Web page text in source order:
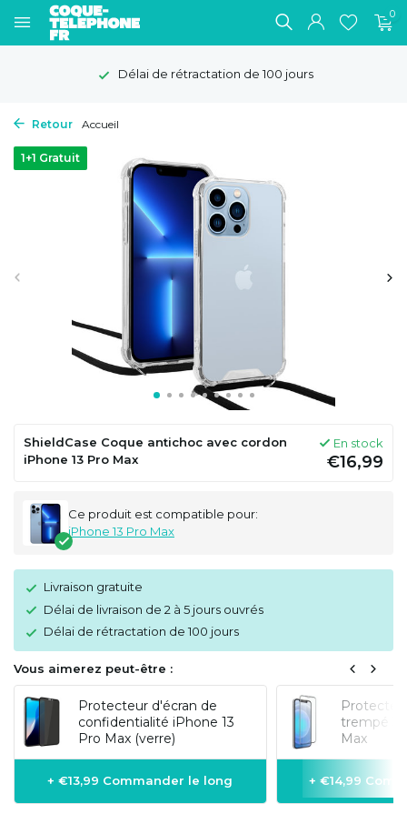
0
Délai de rétractation de 100 jours
Retour Accueil
1+1 Gratuit
ShieldCase Coque antichoc avec cordon
iPhone 13 Pro Max
En stock
€16,99
Ce produit est compatible pour:
iPhone 13 Pro Max
Livraison gratuite
Délai de livraison de 2 à 5 jours ouvrés
Délai de rétractation de 100 jours
Vous aimerez peut-être :
Protecteur d'écran de
confidentialité iPhone 13
Pro Max (verre)
+ €13,99 Commander le long
trempé
Max
+ €14,99